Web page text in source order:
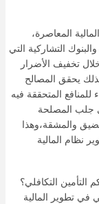
المعاصرة،
التشاركية التي
تخفيف الأضرار
يحقق المصالح
المتحققة فيه
جلب المصلحة
والمشقة،وهذا
نظام المالية
التكافلي؟
في تطوير المالية